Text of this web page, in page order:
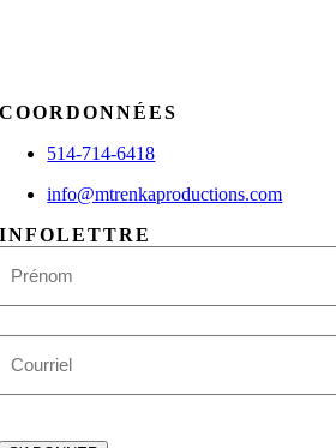
COORDONNÉES
514-714-6418
info@mtrenkaproductions.com
INFOLETTRE